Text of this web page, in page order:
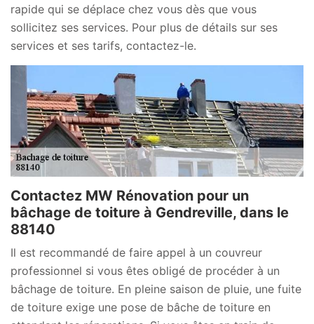
rapide qui se déplace chez vous dès que vous
sollicitez ses services. Pour plus de détails sur ses
services et ses tarifs, contactez-le.
Contactez MW Rénovation pour un
bâchage de toiture à Gendreville, dans le
88140
Il est recommandé de faire appel à un couvreur
professionnel si vous êtes obligé de procéder à un
bâchage de toiture. En pleine saison de pluie, une fuite
de toiture exige une pose de bâche de toiture en